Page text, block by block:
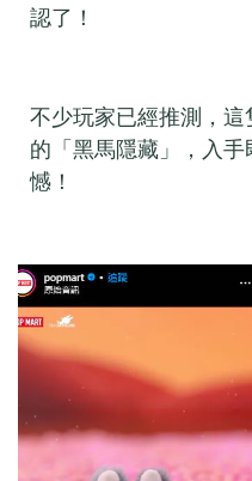
認了！
不少玩家已經推測，
的「黑馬隱藏」，入
憾！